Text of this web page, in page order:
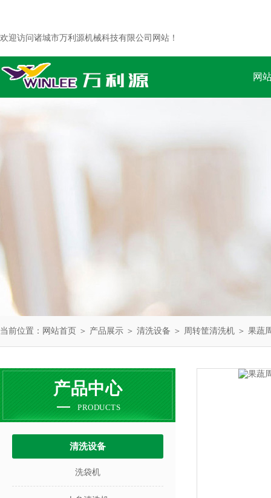
欢迎访问诸城市万利源机械科技有限公司网站！
网
当前位置： 网站首页 ＞ 产品展示 ＞ 清洗设备 ＞ 周转筐清洗机 ＞ 果蔬
产品中心
PRODUCTS
清洗设备
洗袋机